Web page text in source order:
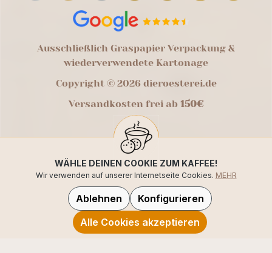
Ausschließlich Graspapier Verpackung &
wiederverwendete Kartonage
Copyright © 2026 dieroesterei.de
Versandkosten frei ab 150€
WÄHLE DEINEN COOKIE ZUM KAFFEE!
Wir verwenden auf unserer Internetseite Cookies. MEHR
Ablehnen
Konfigurieren
Alle Cookies akzeptieren